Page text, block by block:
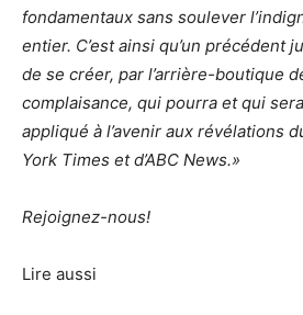
fondamentaux sans soulever
entier. C’est ainsi qu’un précédent
de se créer, par l’arrière-boutique
complaisance, qui pourra et qui
appliqué à l’avenir aux révélations
York Times et d’ABC News.»
Rejoignez-nous!
Lire aussi